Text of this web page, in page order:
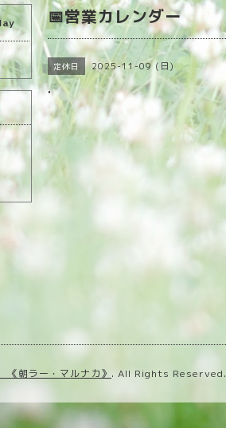
📅営業カレンダー
定休日 2025-11-09 (日)
.
《朝ラー・マルナカ》 . All Rights Reserved.